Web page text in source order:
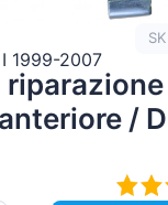
I 1999-2007
riparazione
/